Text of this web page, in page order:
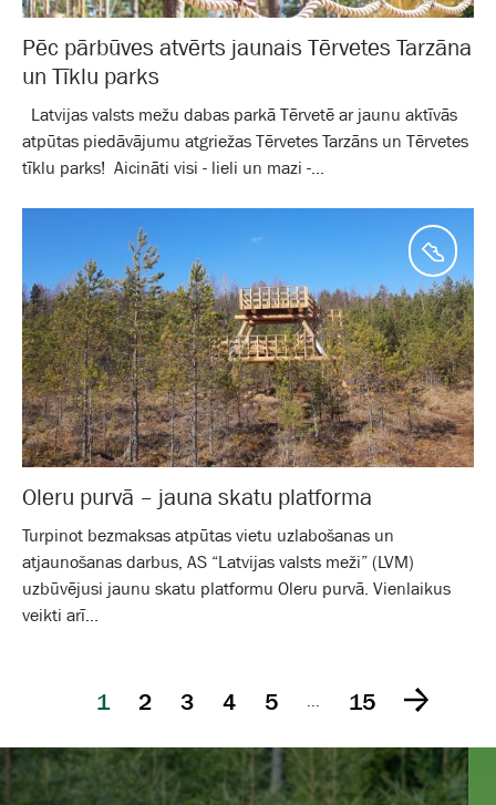
Pēc pārbūves atvērts jaunais Tērvetes Tarzāna
un Tīklu parks
Latvijas valsts mežu dabas parkā Tērvetē ar jaunu aktīvās
atpūtas piedāvājumu atgriežas Tērvetes Tarzāns un Tērvetes
tīklu parks! Aicināti visi - lieli un mazi -...
Oleru purvā – jauna skatu platforma
Turpinot bezmaksas atpūtas vietu uzlabošanas un
atjaunošanas darbus, AS “Latvijas valsts meži” (LVM)
uzbūvējusi jaunu skatu platformu Oleru purvā. Vienlaikus
veikti arī...
1 2 3 4 5 15